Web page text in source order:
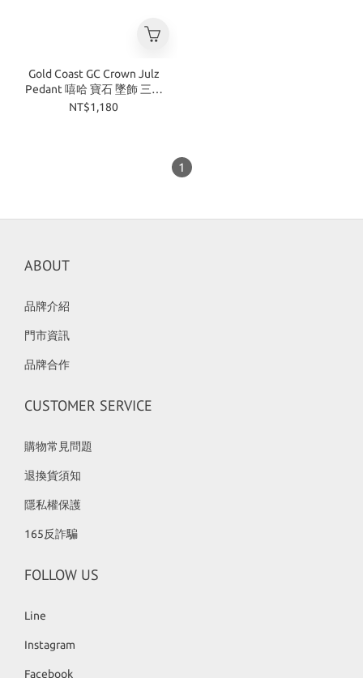
Gold Coast GC Crown Julz
Pedant 嘻哈 寶石 墜飾 三色
金 銀
NT$1,180
1
ABOUT
品牌介紹
門市資訊
品牌合作
CUSTOMER SERVICE
購物常見問題
退換貨須知
隱私權保護
165反詐騙
FOLLOW US
Line
Instagram
Facebook